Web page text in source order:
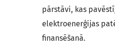
pārstāvi, kas
elektroenerģijas
finansēšanā.